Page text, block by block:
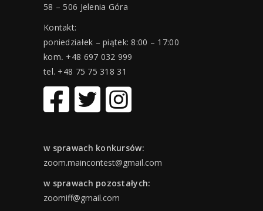
58 – 506 Jelenia Góra
Kontakt:
poniedziałek – piątek: 8:00 – 17:00
kom. +48 697 032 999
tel. +48 75 75 318 31
w sprawach konkursów:
zoom.maincontest@gmail.com
w sprawach pozostałych:
zoomiff@gmail.com